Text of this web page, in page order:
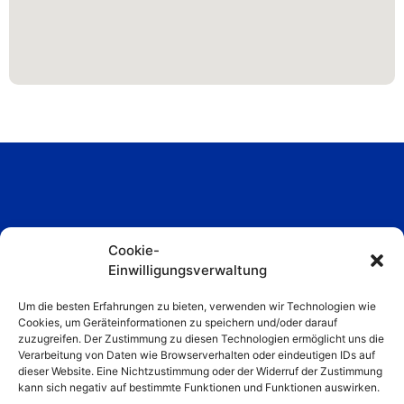
Cookie-
Einwilligungsverwaltung
Um die besten Erfahrungen zu bieten, verwenden wir Technologien wie
Cookies, um Geräteinformationen zu speichern und/oder darauf
zuzugreifen. Der Zustimmung zu diesen Technologien ermöglicht uns die
Verarbeitung von Daten wie Browserverhalten oder eindeutigen IDs auf
dieser Website. Eine Nichtzustimmung oder der Widerruf der Zustimmung
kann sich negativ auf bestimmte Funktionen und Funktionen auswirken.
Papinstraße 22a, 81249 München
+49 178 4404766
spfrbih@gmail.com